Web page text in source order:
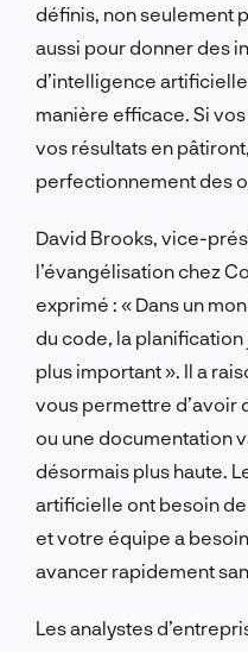
définis, non seulement
aussi pour donner des
d’intelligence
manière efficace. Si
vos résultats en
perfectionnement des
David Brooks, vice-
l’évangélisation chez
exprimé : « Dans un
du code, la
plus important ». Il a
vous permettre d’avoir
ou une documentation
désormais plus haute.
artificielle ont besoin
et votre équipe a
avancer rapidement
Les analystes